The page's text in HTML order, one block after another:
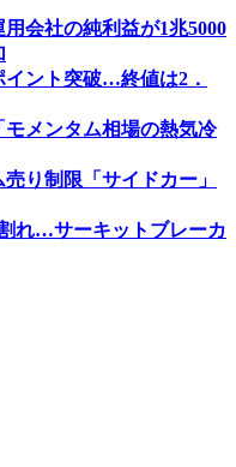
会社の純利益が1兆5000
イント突破…終値は2．
メンタム相場の熱気冷
り制限「サイドカー」
れ…サーキットブレーカ